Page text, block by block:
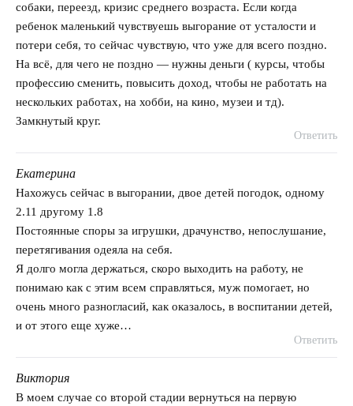
собаки, переезд, кризис среднего возраста. Если когда
ребенок маленький чувствуешь выгорание от усталости и
потери себя, то сейчас чувствую, что уже для всего поздно.
На всё, для чего не поздно — нужны деньги ( курсы, чтобы
профессию сменить, повысить доход, чтобы не работать на
нескольких работах, на хобби, на кино, музеи и тд).
Замкнутый круг.
Ответить
Екатерина
говорит:
Нахожусь сейчас в выгорании, двое детей погодок, одному
2.11 другому 1.8
Постоянные споры за игрушки, драчунство, непослушание,
перетягивания одеяла на себя.
Я долго могла держаться, скоро выходить на работу, не
понимаю как с этим всем справляться, муж помогает, но
очень много разногласий, как оказалось, в воспитании детей,
и от этого еще хуже…
Ответить
Виктория
говорит:
В моем случае со второй стадии вернуться на первую